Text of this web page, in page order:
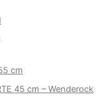
cm
45 cm – Wenderock